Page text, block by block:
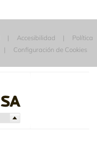
Accesibilidad
Política
Configuración de Cookies